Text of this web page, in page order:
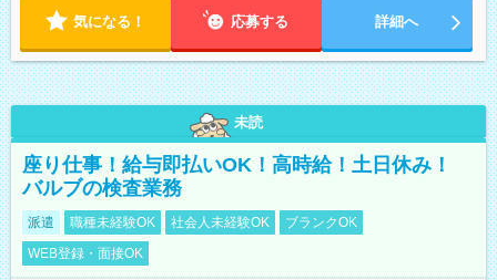
気になる！ 応募する 詳細へ
未読
座り仕事！給与即払いOK！高時給！土日休み！
バルブの検査業務
派遣 職種未経験OK 社会人未経験OK
ブランクOK
WEB登録・面接OK